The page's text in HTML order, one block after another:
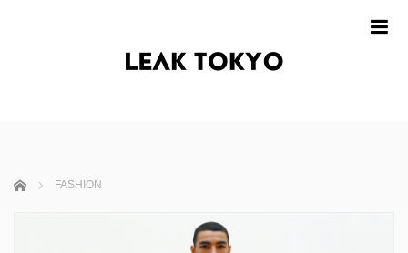
ホーム FASHION